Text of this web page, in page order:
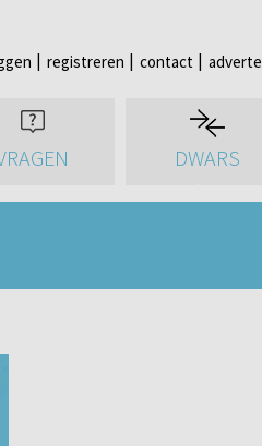
registreren contact
DWARS